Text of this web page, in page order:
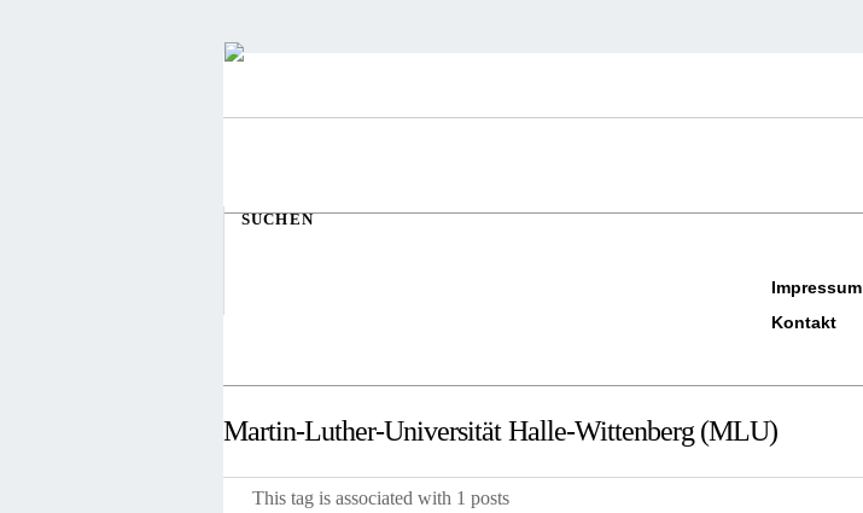
SUCHEN
Impressum
Kontakt
Martin-Luther-Universität Halle-Wittenberg (MLU)
This tag is associated with 1 posts